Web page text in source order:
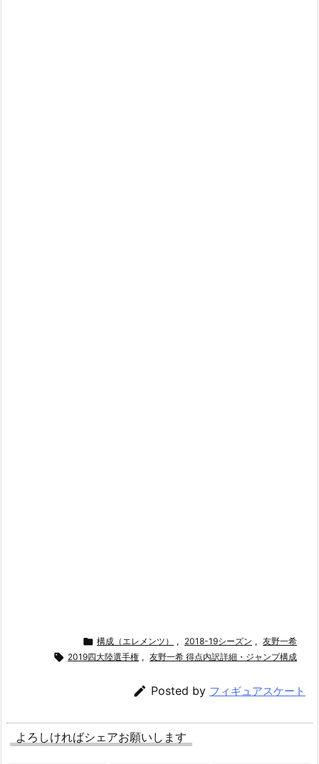
 構成（エレメンツ） , 2018-19シーズン , 友野一希
 2019四大陸選手権 , 友野一希 得点内訳詳細・ジャンプ構成
 Posted by フィギュアスケート
よろしければシェアお願いします